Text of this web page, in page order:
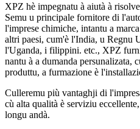
XPZ hè impegnatu à aiutà à
Semu u principale fornitore di
l'imprese chimiche, intantu a
altri paesi, cum'è l'India, u Regnu
l'Uganda, i filippini. etc., XPZ
nantu à a dumanda persunalizata,
produttu, a furmazione è
Culleremu più vantaghji di
cù alta qualità è serviziu
longu andà.